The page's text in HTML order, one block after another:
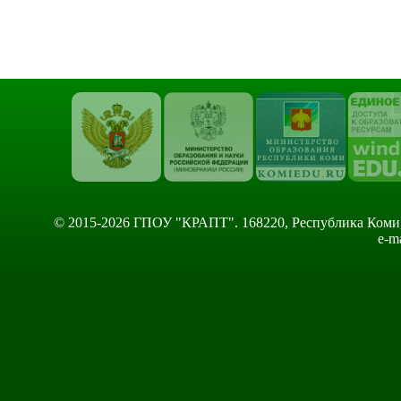
© 2015-2026 ГПОУ "КРАПТ". 168220, Республика Коми,
e-